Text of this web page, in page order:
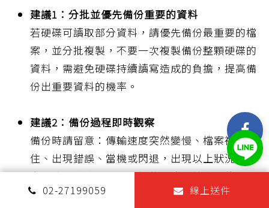
建議1：分批並優先備份重要的資料
若硬碟可讀取部分資料，請優先備份最重要的檔
案，並分批複製，不要一次複製備份整顆硬碟的
資料，需避免硬碟持續讀寫造成的負擔，提高備
份出重要資料的機率。
建議2：備份過程即時觀察
備份時請留意：傳輸速度突然變慢、檔案複製卡
住、出現錯誤、當機或閃退，出現以上狀況，代
表硬碟已有壞軌或內部機件異常，請立即停止備
份，因為只會讓壞軌範圍擴大，最終導致整顆硬
02-27199059 線上送件